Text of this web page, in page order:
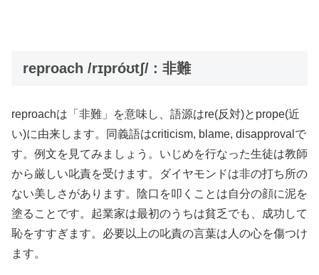
reproach /rɪpróʊtʃ/ : 非難
reproachは「非難」を意味し、語源はre(反対)とprope(近
い)に由来します。同義語はcriticism, blame, disapprovalで
す。例文を見てみましょう。いじめを行なった生徒は教師
から厳しい叱責を受けます。ダイヤモンドは非の打ち所の
ない美しさがあります。陰口を叩くことは自分の顔に泥を
塗ることです。起業家は最初のうちは貧乏でも、成功して
恥をすすぎます。必要以上の叱責の言葉は人の心を傷つけ
ます。